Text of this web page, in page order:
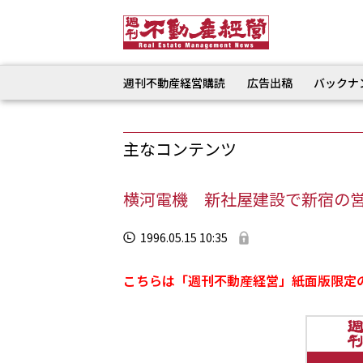
週刊不動産経営購読 広告出稿 バック
主なコンテンツ
横河電機 新社屋建設で新宿の
1996.05.15 10:35
こちらは「週刊不動産経営」紙面版限定